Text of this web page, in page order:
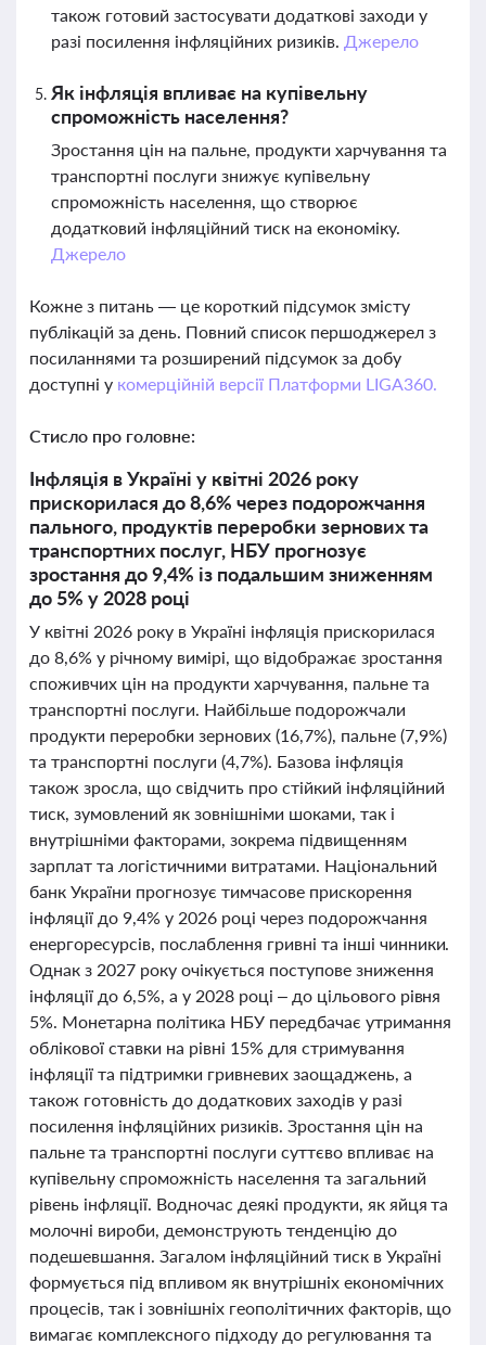
також готовий застосувати додаткові заходи у
разі посилення інфляційних ризиків. Джерело
Як інфляція впливає на купівельну
спроможність населення?
Зростання цін на пальне, продукти харчування та
транспортні послуги знижує купівельну
спроможність населення, що створює
додатковий інфляційний тиск на економіку.
Джерело
Кожне з питань — це короткий підсумок змісту
публікацій за день. Повний список першоджерел з
посиланнями та розширений підсумок за добу
доступні у комерційній версії Платформи LIGA360.
Стисло про головне:
Інфляція в Україні у квітні 2026 року
прискорилася до 8,6% через подорожчання
пального, продуктів переробки зернових та
транспортних послуг, НБУ прогнозує
зростання до 9,4% із подальшим зниженням
до 5% у 2028 році
У квітні 2026 року в Україні інфляція прискорилася
до 8,6% у річному вимірі, що відображає зростання
споживчих цін на продукти харчування, пальне та
транспортні послуги. Найбільше подорожчали
продукти переробки зернових (16,7%), пальне (7,9%)
та транспортні послуги (4,7%). Базова інфляція
також зросла, що свідчить про стійкий інфляційний
тиск, зумовлений як зовнішніми шоками, так і
внутрішніми факторами, зокрема підвищенням
зарплат та логістичними витратами. Національний
банк України прогнозує тимчасове прискорення
інфляції до 9,4% у 2026 році через подорожчання
енергоресурсів, послаблення гривні та інші чинники.
Однак з 2027 року очікується поступове зниження
інфляції до 6,5%, а у 2028 році – до цільового рівня
5%. Монетарна політика НБУ передбачає утримання
облікової ставки на рівні 15% для стримування
інфляції та підтримки гривневих заощаджень, а
також готовність до додаткових заходів у разі
посилення інфляційних ризиків. Зростання цін на
пальне та транспортні послуги суттєво впливає на
купівельну спроможність населення та загальний
рівень інфляції. Водночас деякі продукти, як яйця та
молочні вироби, демонструють тенденцію до
подешевшання. Загалом інфляційний тиск в Україні
формується під впливом як внутрішніх економічних
процесів, так і зовнішніх геополітичних факторів, що
вимагає комплексного підходу до регулювання та